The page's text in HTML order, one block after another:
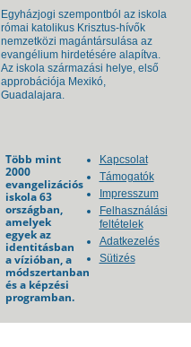
Egyházjogi szempontból az iskola
római katolikus Krisztus-hívők
nemzetközi magántársulása az
evangélium hirdetésére alapítva.
Az iskola származási helye, első
approbációja Mexikó,
Guadalajara.
Több mint
2000
evangelizációs
iskola 63
országban,
amelyek
egyek az
identitásban
a vízióban, a
módszertanban
és a képzési
programban.
Kapcsolat
Támogatók
Impresszum
Felhasználási
feltételek
Adatkezelés
Sütizés